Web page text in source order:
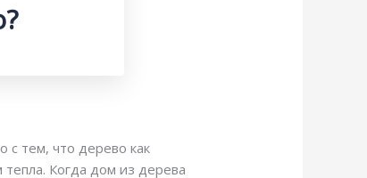
с тем, что дерево как
Когда дом из дерева